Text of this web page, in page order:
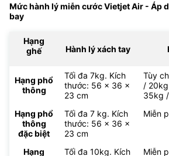
Mức hành lý miễn cước Vietjet Air - Áp
bay
Hạng
ghế
Hành lý xách tay
Hạng phổ
thông
Tối đa 7kg. Kích
thước: 56 x 36 x
23 cm
Tùy
/
35kg
Hạng phổ
thông
đặc biệt
Tối đa 7 kg. Kích
thước: 56 x 36 x
23 cm
Miễn
Hạng
Tối đa 10kg. Kích
Miễn